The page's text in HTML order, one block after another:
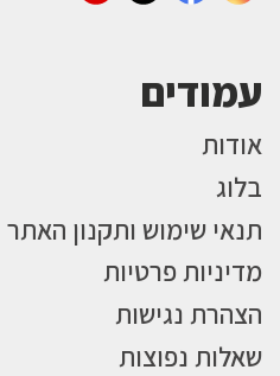
עמודים
אודות
בלוג
תנאי שימוש ותקנון האתר
מדיניות פרטיות
הצהרת נגישות
שאלות נפוצות